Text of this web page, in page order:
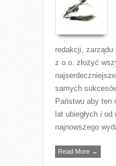
redakcji, zarządu
z o.o. złożyć
samych
Państwu aby ten
lat ubiegłych i
najnowszego
Read More →